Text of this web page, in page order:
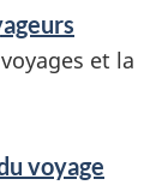
et la
voyage